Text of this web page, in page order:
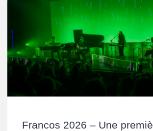
Francos 2026 – Une